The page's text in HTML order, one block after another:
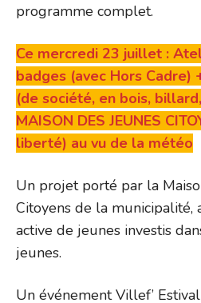
programme complet.
Ce mercredi 23 juillet :
badges (avec Hors Cadre)
(de société, en bois,
MAISON DES JEUNES
liberté) au vu de la météo
Un projet porté par la
Citoyens de la municipalité,
active de jeunes investis
jeunes.
Un événement Villef’ Estival